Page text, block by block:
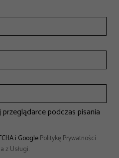
podczas pisania
i GooglePolitykę Prywatności
z Usługi.